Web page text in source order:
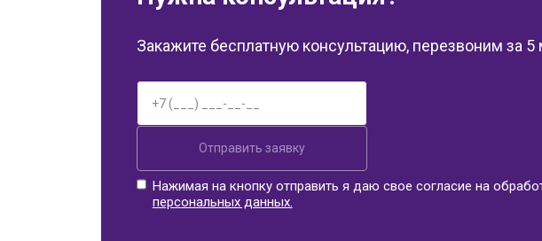
Закажите бесплатную консультацию, перезвоним за 5
Отправить заявку
Нажимая на кнопку отправить я даю свое согласие на
персональных данных.